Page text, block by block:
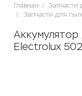
Главная
Запчасти
Запчасти для
Аккумулятор
Electrolux